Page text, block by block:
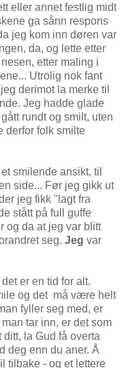
eller annet festlig midt
ga sånn respons
jeg kom inn døren var
da, og lette etter
etter maling i
Utrolig nok fant
derimot la merke til
Jeg hadde glade
rundt og smilt, uten
derfor folk smilte
smilende ansikt, til
side... Før jeg gikk ut
jeg fikk "lagt fra
stått på full guffe
og da at jeg var blitt
seg. Jeg var
er en tid for alt.
og det må være helt
fyller seg med, er
tar inn, er det som
la Gud få overta
deg enn du aner. Å
tilbake - og et lettere